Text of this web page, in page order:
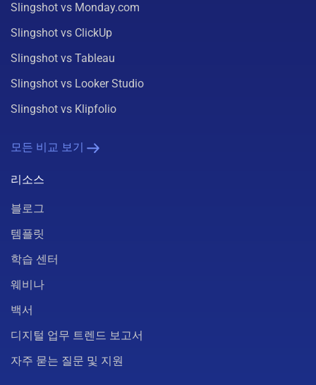
Slingshot vs Monday.com
Slingshot vs ClickUp
Slingshot vs Tableau
Slingshot vs Looker Studio
Slingshot vs Klipfolio
모든 비교 보기
리소스
블로그
템플릿
학습 센터
웨비나
백서
디지털 업무 트렌드 보고서
자주 묻는 질문 및 지원